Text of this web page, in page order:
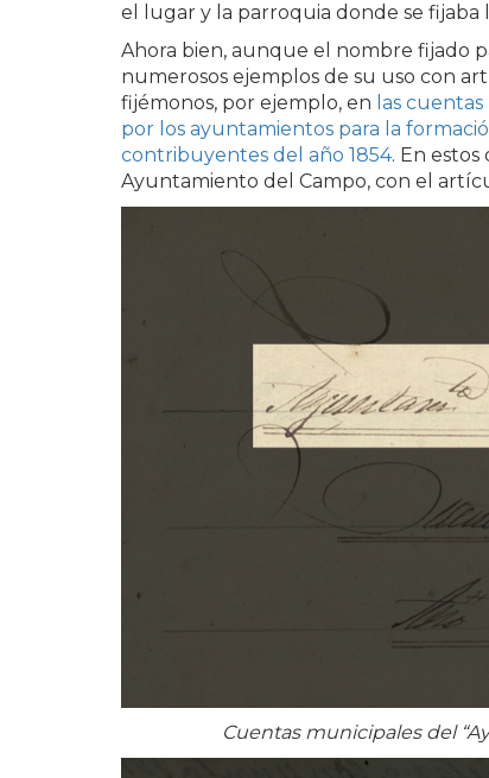
el lugar y la parroquia donde se
Ahora bien, aunque el nombre fijado
numerosos ejemplos de su uso con
fijémonos, por ejemplo, en las
por los ayuntamientos para la
contribuyentes del año 1854. En
Ayuntamiento del Campo, con el
Cuentas municipales del